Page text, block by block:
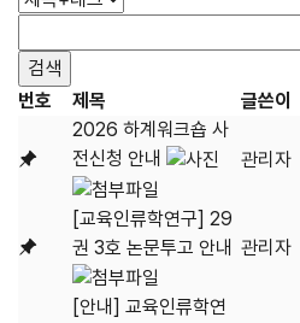
번호 제목 글쓴이
2026 하계워크숍 사
전신청 안내
관리자
[교육인류학연구] 29
권 3호 논문투고 안내 관리자
[안내] 교육인류학연